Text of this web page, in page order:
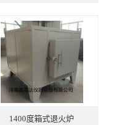
1400度箱式退火炉